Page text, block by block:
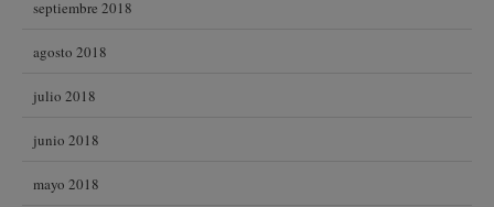
septiembre 2018
agosto 2018
julio 2018
junio 2018
mayo 2018